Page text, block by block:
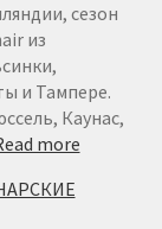
сезон
из
и Тампере.
Каунас,
more: